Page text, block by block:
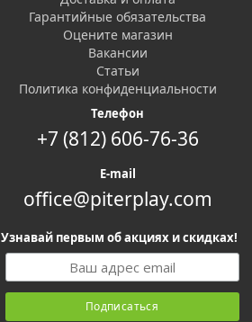
Гарантийные обязательства
Оцените магазин
Вакансии
Статьи
Политика конфиденциальности
Телефон
+7 (812) 606-76-36
E-mail
office@piterplay.com
Узнавай первым об акциях и скидках!